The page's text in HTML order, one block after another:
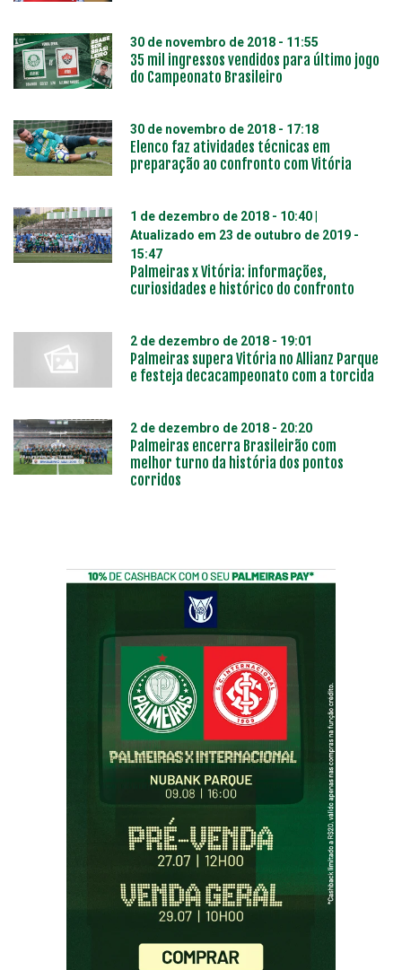
30 de novembro de 2018 - 11:55
35 mil ingressos vendidos para último jogo
do Campeonato Brasileiro
30 de novembro de 2018 - 17:18
Elenco faz atividades técnicas em
preparação ao confronto com Vitória
1 de dezembro de 2018 - 10:40
Atualizado em 23 de outubro de 2019 -
15:47
Palmeiras x Vitória: informações,
curiosidades e histórico do confronto
2 de dezembro de 2018 - 19:01
Palmeiras supera Vitória no Allianz Parque
e festeja decacampeonato com a torcida
2 de dezembro de 2018 - 20:20
Palmeiras encerra Brasileirão com
melhor turno da história dos pontos
corridos